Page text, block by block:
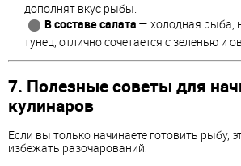
дополнят вкус рыбы.
В составе салата — холодная рыба,
тунец, отлично сочетается с зеленью и
7. Полезные советы для
кулинаров
Если вы только начинаете готовить рыбу,
избежать разочарований: